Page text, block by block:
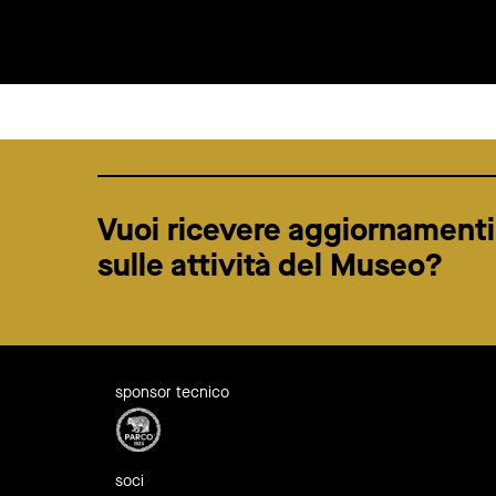
Vuoi ricevere aggiornamenti
sulle attività del Museo?
sponsor tecnico
soci